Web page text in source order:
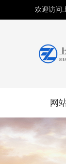
欢迎访问
网